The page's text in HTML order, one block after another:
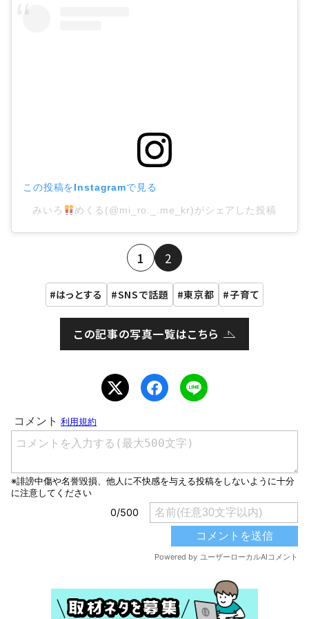
この投稿をInstagramで見る
みいろ めくる(@mi_ro._.me_kr)がシェアした投稿
1 2
はっとする SNSで話題 東京都 子育て
この記事の写真一覧はこちら